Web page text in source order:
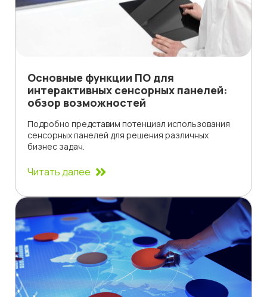
Основные функции ПО для
интерактивных сенсорных панелей:
обзор возможностей
Подробно представим потенциал использования
сенсорных панелей для решения различных
бизнес задач.
Читать далее